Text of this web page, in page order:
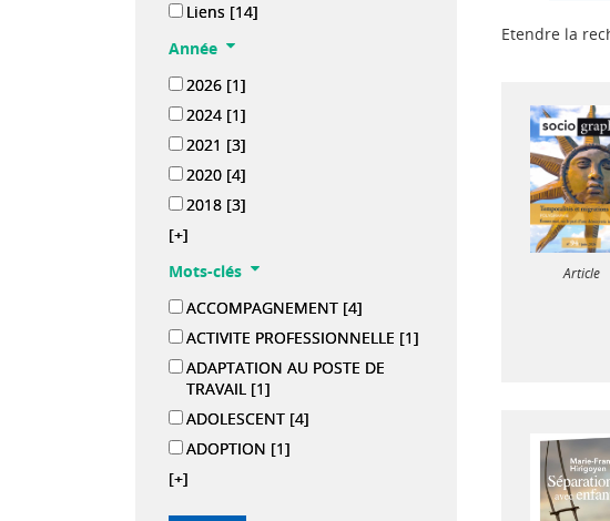
Liens [14]
Année
2026 [1]
2024 [1]
2021 [3]
2020 [4]
2018 [3]
[+]
Mots-clés
ACCOMPAGNEMENT [4]
ACTIVITE PROFESSIONNELLE [1]
ADAPTATION AU POSTE DE
TRAVAIL [1]
ADOLESCENT [4]
ADOPTION [1]
[+]
Etendre la
Article